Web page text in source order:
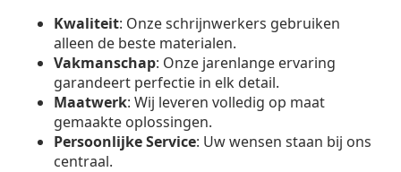
Kwaliteit: Onze schrijnwerkers gebruiken
alleen de beste materialen.
Vakmanschap: Onze jarenlange ervaring
garandeert perfectie in elk detail.
Maatwerk: Wij leveren volledig op maat
gemaakte oplossingen.
Persoonlijke Service: Uw wensen staan bij ons
centraal.